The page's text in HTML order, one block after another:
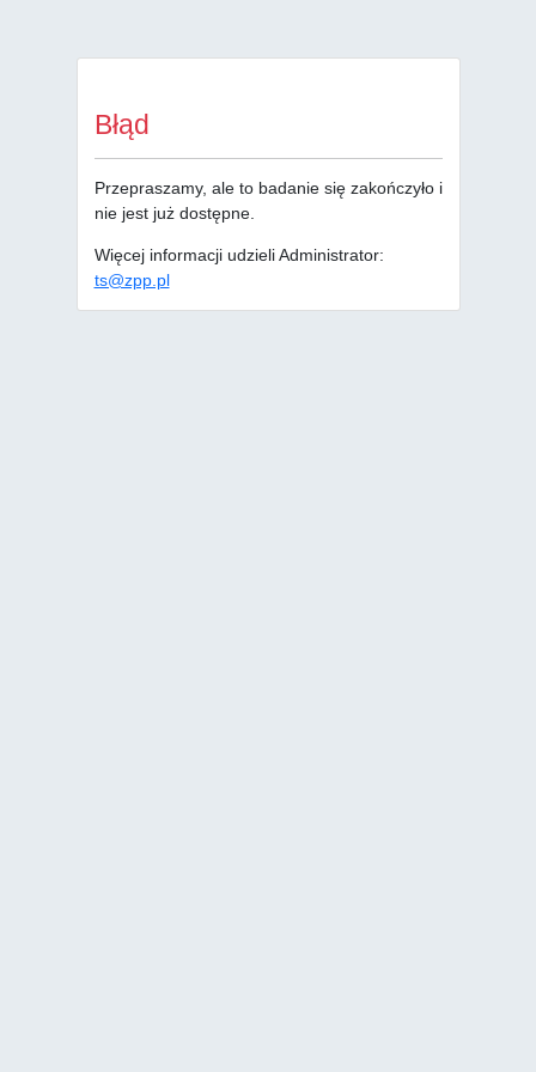
Błąd
Przepraszamy, ale to badanie się zakończyło i
nie jest już dostępne.
Więcej informacji udzieli Administrator:
ts@zpp.pl